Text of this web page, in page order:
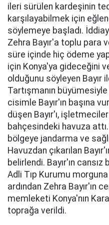
ileri sürülen kardeşinin
karşılayabilmek için
söylemeye başladı.
Zehra Bayır'a toplu para
süre içinde hiç ödeme
için Konya'ya gideceğini
olduğunu söyleyen Bayır
Tartışmanın
cisimle Bayır'ın başına
düşen Bayır'ı,
bahçesindeki havuza attı.
bölgeye jandarma ve
Havuzdan çıkarılan
belirlendi. Bayır'ın
Adli Tıp Kurumu morguna
ardından Zehra Bayır'ın
memleketi Konya'nın
toprağa verildi.​